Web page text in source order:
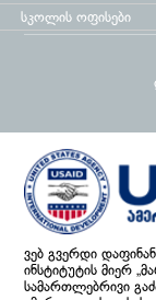
სკოლის ოფისები
ვებ გვერდი
ინსტიტუტის მიერ
სამართლებრივი